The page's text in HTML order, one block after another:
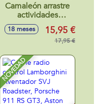
Camaleón arrastre
actividades
28x13x14cm
18 meses 15,95 €
17,95 €
NOVEDAD